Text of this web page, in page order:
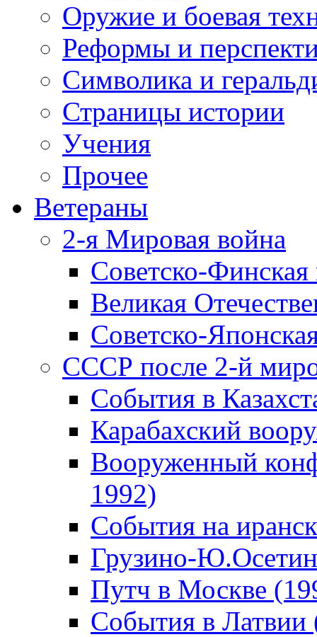
Оружие и боевая
Реформы и
Символика и
Страницы истории
Учения
Прочее
Ветераны
2-я Мировая война
Советско-
Великая
Советско-
СССР после 2-й
События в
Карабахский
Вооруженный
1992)
События на
Грузино-
Путч в Москве
События в Латвии